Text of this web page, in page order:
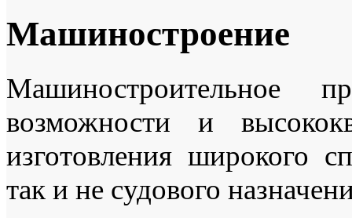
Машиностроение
Машиностроительное
возможности и
изготовления широкого
так и не судового